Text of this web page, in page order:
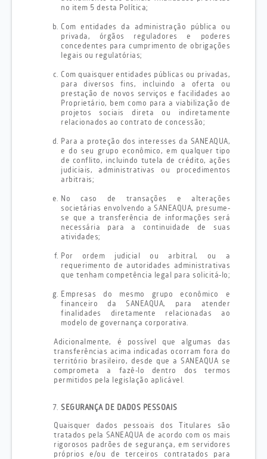
no item 5 desta Política;
Com entidades da administração pública ou
privada, órgãos reguladores e poderes
concedentes para cumprimento de obrigações
legais ou regulatórias;
Com quaisquer entidades públicas ou privadas,
para diversos fins, incluindo a oferta ou
prestação de novos serviços e facilidades ao
Proprietário, bem como para a viabilização de
projetos sociais direta ou indiretamente
relacionados ao contrato de concessão;
Para a proteção dos interesses da SANEAQUA,
e do seu grupo econômico, em qualquer tipo
de conflito, incluindo tutela de crédito, ações
judiciais, administrativas ou procedimentos
arbitrais;
No caso de transações e alterações
societárias envolvendo a SANEAQUA, presume-
se que a transferência de informações será
necessária para a continuidade de suas
atividades;
Por ordem judicial ou arbitral, ou a
requerimento de autoridades administrativas
que tenham competência legal para solicitá-lo;
Empresas do mesmo grupo econômico e
financeiro da SANEAQUA, para atender
finalidades diretamente relacionadas ao
modelo de governança corporativa.
Adicionalmente, é possível que algumas das
transferências acima indicadas ocorram fora do
território brasileiro, desde que a SANEAQUA se
comprometa a fazê-lo dentro dos termos
permitidos pela legislação aplicável.
SEGURANÇA DE DADOS PESSOAIS
Quaisquer dados pessoais dos Titulares são
tratados pela SANEAQUA de acordo com os mais
rigorosos padrões de segurança, em servidores
próprios e/ou de terceiros contratados para